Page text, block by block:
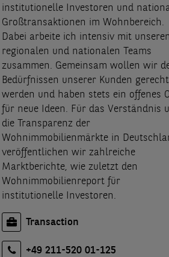
institutionelle Investoren und
Großtransaktionen im Wohnbereich.
Dabei arbeite ich intensiv mit unseren
regionalen und nationalen Teams
zusammen. Gemeinsam wollen wir
Bedürfnissen unserer Kunden gerecht
werden und haben stets ein offenes
für neue Ideen. Für das Verständnis
die Transparenz der
Wohnimmobilienmärkte in
veröffentlichen wir zahlreiche
Marktberichte, wie zuletzt den
Wohnimmobilienreport für
institutionelle Investoren.
Transaction
+49 211-520 01-125